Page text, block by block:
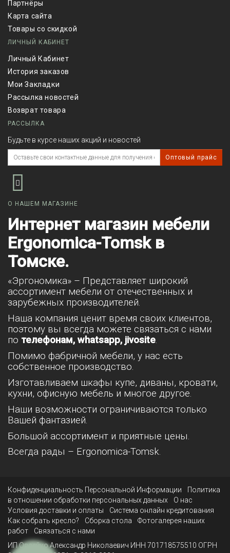
Партнёры
Карта сайта
Товары со скидкой
ЛИЧНЫЙ КАБИНЕТ
Личный Кабинет
История заказов
Мои Закладки
Рассылка новостей
Возврат товара
РАССЫЛКА
Будьте в курсе наших акций и новостей
Оптовый прайс
О НАШЕМ МАГАЗИНЕ
Интернет магазин мебели
Ergonomica-Tomsk в
Томске.
«Эргономика» – Представляет широкий
ассортимент мебели от отечественных и
зарубежных производителей.
Наша компания ценит время своих клиентов,
поэтому вы всегда можете связаться с нами
по телефонам, whatsapp, jivosite.
Помимо фабричной мебели, у нас есть
собственное производство.
Изготавливаем шкафы купе, диваны, кровати,
кухни, офисную мебель и многое другое.
Наши возможности ограничиваются только
Вашей фантазией.
Большой ассортимент и приятные цены.
Всегда рады – Ergonomica-Tomsk.
Конфиденциальность Персональной Информации
Политика
в отношении обработки персональных данных
О нас
Условия доставки и оплаты
Система онлайн кредитования
Как собрать кресло?
Сборка стола
Фотогалерея наших
работ
Связаться с нами
ИП Овсейко Александр Николаевич ИНН 701718575510 ОГРН